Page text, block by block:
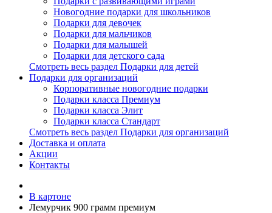
Новогодние подарки для школьников
Подарки для девочек
Подарки для мальчиков
Подарки для малышей
Подарки для детского сада
Смотреть весь раздел Подарки для детей
Подарки для организаций
Корпоративные новогодние подарки
Подарки класса Премиум
Подарки класса Элит
Подарки класса Стандарт
Смотреть весь раздел Подарки для организаций
Доставка и оплата
Акции
Контакты
В картоне
Лемурчик 900 грамм премиум